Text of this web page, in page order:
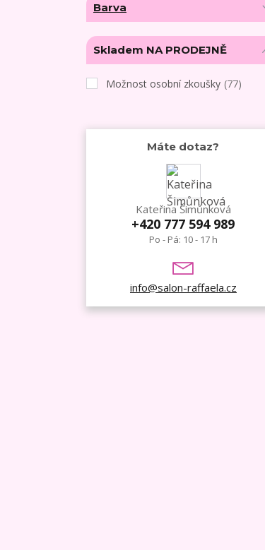
Barva
Skladem NA PRODEJNĚ
Možnost osobní zkoušky (77)
Máte dotaz?
Kateřina Šimůnková
+420 777 594 989
Po - Pá: 10 - 17 h
info@salon-raffaela.cz